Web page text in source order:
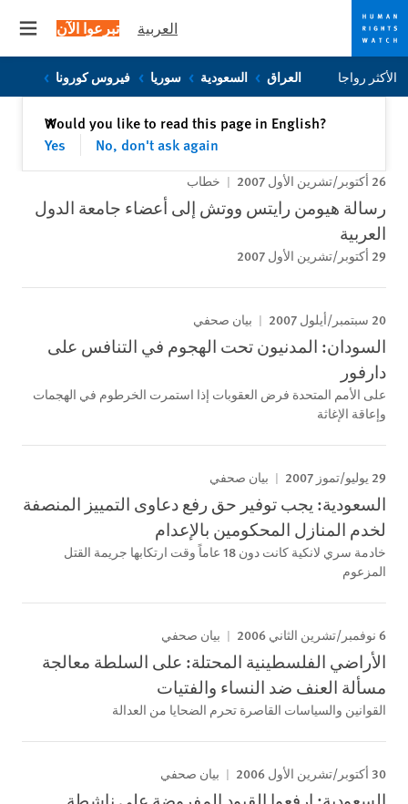
Skip
to
Skip
to
العربية تبرعوا الآن
الأكثر رواجا العراق السعودية سوريا فيروس كورونا
Would you like to read this page in English?
Yes
No, don't ask again
✕إغلاق
26 أكتوبر/تشرين الأول 2007 خطاب
رسالة هيومن رايتس ووتش إلى أعضاء جامعة الدول
العربية
29 أكتوبر/تشرين الأول 2007
20 سبتمبر/أيلول 2007 بيان صحفي
السودان: المدنيون تحت الهجوم في التنافس على
دارفور
على الأمم المتحدة فرض العقوبات إذا استمرت الخرطوم في الهجمات
وإعاقة الإغاثة
29 يوليو/تموز 2007 بيان صحفي
السعودية: يجب توفير حق رفع دعاوى التمييز المنصفة
لخدم المنازل المحكومين بالإعدام
خادمة سري لانكية كانت دون 18 عاماً وقت ارتكابها جريمة القتل
المزعوم
6 نوفمبر/تشرين الثاني 2006 بيان صحفي
الأراضي الفلسطينية المحتلة: على السلطة معالجة
مسألة العنف ضد النساء والفتيات
القوانين والسياسات القاصرة تحرم الضحايا من العدالة
30 أكتوبر/تشرين الأول 2006 بيان صحفي